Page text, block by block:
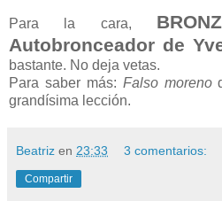
Para la cara,
Autobronceador de
bastante. No deja vetas.
Para saber más: Falso moreno
grandísima lección.
Beatriz en 23:33 3 comentarios:
Compartir